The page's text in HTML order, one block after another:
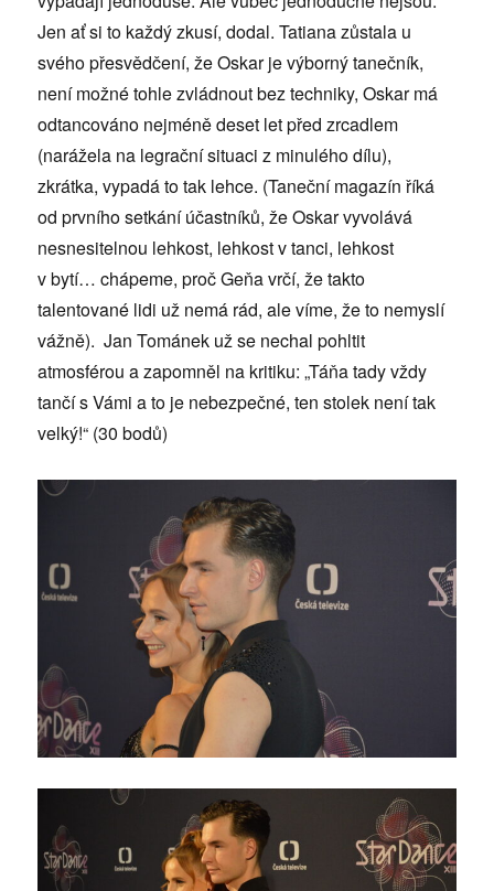
Jen ať si to každý zkusí, dodal. Tatiana zůstala u
svého přesvědčení, že Oskar je výborný tanečník,
není možné tohle zvládnout bez techniky, Oskar má
odtancováno nejméně deset let před zrcadlem
(narážela na legrační situaci z minulého dílu),
zkrátka, vypadá to tak lehce. (Taneční magazín říká
od prvního setkání účastníků, že Oskar vyvolává
nesnesitelnou lehkost, lehkost v tanci, lehkost
v bytí… chápeme, proč Geňa vrčí, že takto
talentované lidi už nemá rád, ale víme, že to nemyslí
vážně). Jan Tománek už se nechal pohltit
atmosférou a zapomněl na kritiku: „Táňa tady vždy
tančí s Vámi a to je nebezpečné, ten stolek není tak
velký!“ (30 bodů)